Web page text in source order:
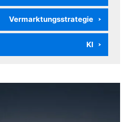
Vermarktungsstrategie
KI